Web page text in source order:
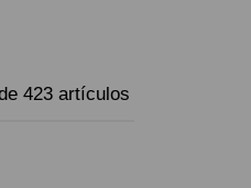
423 artículos